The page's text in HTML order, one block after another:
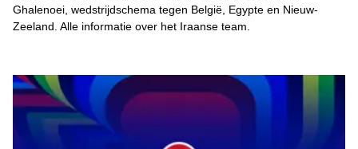
Ghalenoei, wedstrijdschema tegen België, Egypte en Nieuw-
Zeeland. Alle informatie over het Iraanse team.